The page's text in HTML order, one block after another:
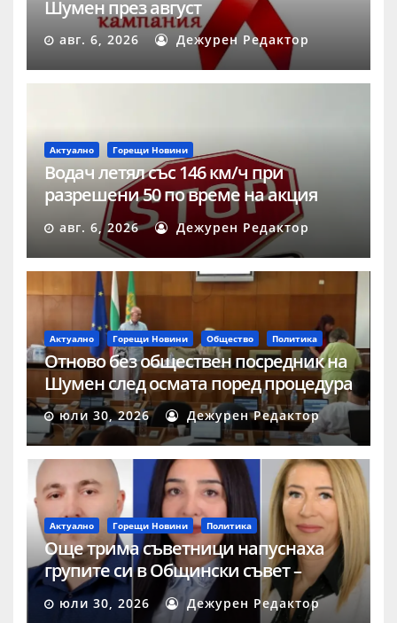
Шумен през август
авг. 6, 2026 Дежурен Редактор
Актуално Горещи Новини
Водач летял със 146 км/ч при
разрешени 50 по време на акция
„Скорост“ в Шумен
авг. 6, 2026 Дежурен Редактор
Актуално Горещи Новини Общество Политика
Отново без обществен посредник на
Шумен след осмата поред процедура
юли 30, 2026 Дежурен Редактор
Актуално Горещи Новини Политика
Още трима съветници напуснаха
групите си в Общински съвет –
Шумен
юли 30, 2026 Дежурен Редактор